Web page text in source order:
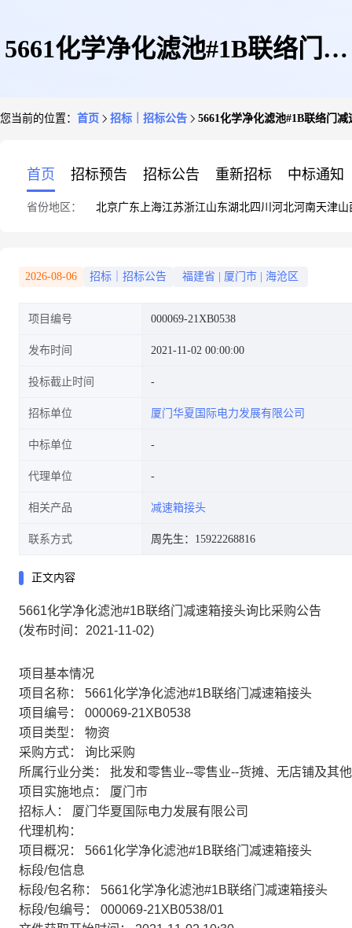
5661化学净化滤池#1B联络门减
您当前的位置： 首页 招标｜招标公告 5661化学净化滤池#1B联络门
首页 招标预告 招标公告 重新招标 中标通知
省份地区： 北京广东 上海江苏浙江山东湖北四川 河北河南天津山
2026-08-06 招标｜招标公告 福建省 厦门市 海沧区
项目编号 000069-21XB0538
发布时间 2021-11-02 00:00:00
投标截止时间
招标单位 厦门华夏国际电力发展有限公司
中标单位
代理单位
相关产品 减速箱接头
联系方式 周先生：15922268816
正文内容
5661化学净化滤池#1B联络门减速箱接头询比采购公告
(发布时间：2021-11-02)
项目基本情况
项目名称：
5661化学净化滤池#1B联络门减速箱接头
项目编号：
000069-21XB0538
项目类型：
物资
采购方式：
询比采购
所属行业分类：
批发和零售业--零售业--货摊、无店铺及其
项目实施地点：
厦门市
招标人：
厦门华夏国际电力发展有限公司
代理机构：
项目概况：
5661化学净化滤池#1B联络门减速箱接头
标段/包信息
标段/包名称：
5661化学净化滤池#1B联络门减速箱接头
标段/包编号：
000069-21XB0538/01